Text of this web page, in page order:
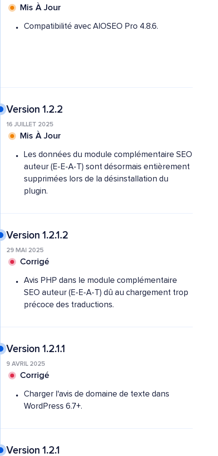
Mis À Jour
Compatibilité avec AIOSEO Pro 4.8.6.
Version 1.2.2
16 JUILLET 2025
Mis À Jour
Les données du module complémentaire SEO
auteur (E-E-A-T) sont désormais entièrement
supprimées lors de la désinstallation du
plugin.
Version 1.2.1.2
29 MAI 2025
Corrigé
Avis PHP dans le module complémentaire
SEO auteur (E-E-A-T) dû au chargement trop
précoce des traductions.
Version 1.2.1.1
9 AVRIL 2025
Corrigé
Charger l'avis de domaine de texte dans
WordPress 6.7+.
Version 1.2.1